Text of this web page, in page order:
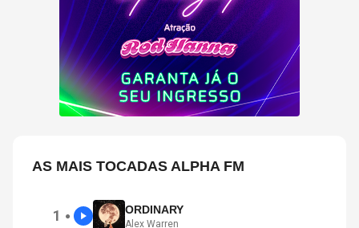
AS MAIS TOCADAS ALPHA FM
1 ● ORDINARY
Alex Warren